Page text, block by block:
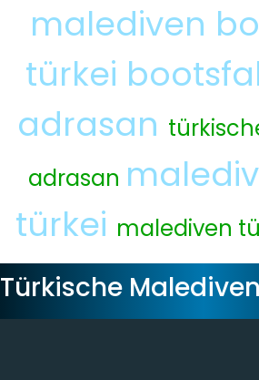
malediven
türkei
adrasan
adrasan
türkei malediven
Türkische Malediven